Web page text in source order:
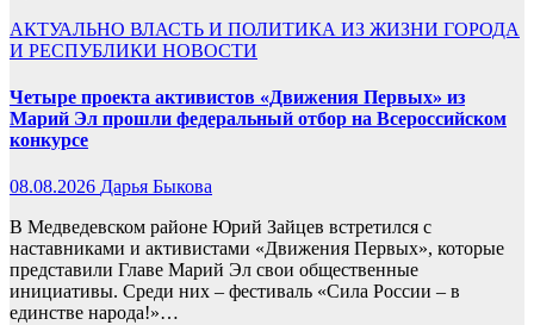
АКТУАЛЬНО ВЛАСТЬ И ПОЛИТИКА ИЗ ЖИЗНИ ГОРОДА
И РЕСПУБЛИКИ НОВОСТИ
Четыре проекта активистов «Движения Первых» из
Марий Эл прошли федеральный отбор на Всероссийском
конкурсе
08.08.2026 Дарья Быкова
В Медведевском районе Юрий Зайцев встретился с
наставниками и активистами «Движения Первых», которые
представили Главе Марий Эл свои общественные
инициативы. Среди них – фестиваль «Сила России – в
единстве народа!»…